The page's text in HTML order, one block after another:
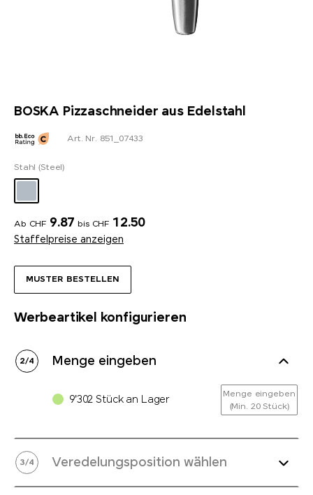
BOSKA Pizzaschneider aus Edelstahl
MUSTER BESTELLEN
Art. Nr. 851_07433
Stahl (Steel)
Ab CHF 9.87 bis CHF 12.50
Staffelpreise anzeigen
Werbeartikel konfigurieren
2/4 Menge eingeben
9'302 Stück an Lager
Menge eingeben
(Min. 20 Stück)
3/4 Veredelungsposition wählen